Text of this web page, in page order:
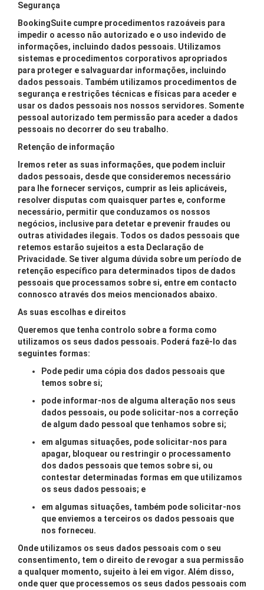
Segurança
BookingSuite cumpre procedimentos razoáveis para
impedir o acesso não autorizado e o uso indevido de
informações, incluindo dados pessoais. Utilizamos
sistemas e procedimentos corporativos apropriados
para proteger e salvaguardar informações, incluindo
dados pessoais. Também utilizamos procedimentos de
segurança e restrições técnicas e físicas para aceder e
usar os dados pessoais nos nossos servidores. Somente
pessoal autorizado tem permissão para aceder a dados
pessoais no decorrer do seu trabalho.
Retenção de informação
Iremos reter as suas informações, que podem incluir
dados pessoais, desde que consideremos necessário
para lhe fornecer serviços, cumprir as leis aplicáveis,
resolver disputas com quaisquer partes e, conforme
necessário, permitir que conduzamos os nossos
negócios, inclusive para detetar e prevenir fraudes ou
outras atividades ilegais. Todos os dados pessoais que
retemos estarão sujeitos a esta Declaração de
Privacidade. Se tiver alguma dúvida sobre um período de
retenção específico para determinados tipos de dados
pessoais que processamos sobre si, entre em contacto
connosco através dos meios mencionados abaixo.
As suas escolhas e direitos
Queremos que tenha controlo sobre a forma como
utilizamos os seus dados pessoais. Poderá fazê-lo das
seguintes formas:
Pode pedir uma cópia dos dados pessoais que
temos sobre si;
pode informar-nos de alguma alteração nos seus
dados pessoais, ou pode solicitar-nos a correção
de algum dado pessoal que tenhamos sobre si;
em algumas situações, pode solicitar-nos para
apagar, bloquear ou restringir o processamento
dos dados pessoais que temos sobre si, ou
contestar determinadas formas em que utilizamos
os seus dados pessoais; e
em algumas situações, também pode solicitar-nos
que enviemos a terceiros os dados pessoais que
nos forneceu.
Onde utilizamos os seus dados pessoais com o seu
consentimento, tem o direito de revogar a sua permissão
a qualquer momento, sujeito à lei em vigor. Além disso,
onde quer que processemos os seus dados pessoais com